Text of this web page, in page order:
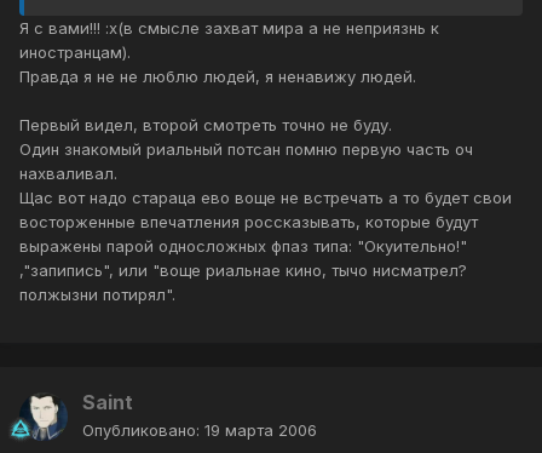
Я с вами!!! :x(в смысле захват мира а не неприязнь к
иностранцам).
Правда я не не люблю людей, я ненавижу людей.
Первый видел, второй смотреть точно не буду.
Один знакомый риальный потсан помню первую часть оч
нахваливал.
Щас вот надо стараца ево воще не встречать а то будет свои
восторженные впечатления россказывать, которые будут
выражены парой односложных фпаз типа: "Окуительно!"
,"запипись", или "воще риальнае кино, тычо нисматрел?
полжызни потирял".
Saint
Опубликовано: 19 марта 2006